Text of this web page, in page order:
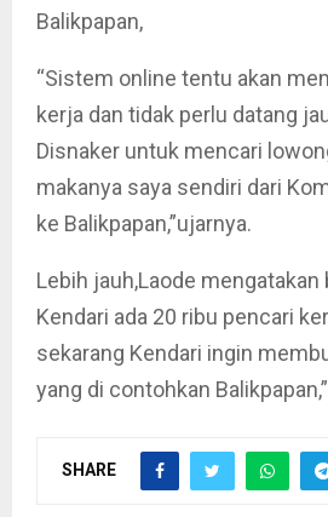
Balikpapan,
“Sistem online tentu akan
kerja dan tidak perlu datang
Disnaker untuk mencari
makanya saya sendiri dari
ke Balikpapan,”ujarnya.
Lebih jauh,Laode mengatakan
Kendari ada 20 ribu pencari
sekarang Kendari ingin
yang di contohkan
SHARE